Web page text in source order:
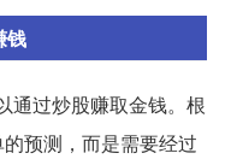
钱
通过炒股赚取金钱。根
预测，而是需要经过